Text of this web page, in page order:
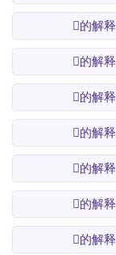
𰞉的解释
𰞋的解释
𰞌的解释
𰞎的解释
𰞐的解释
𰞒的解释
𰞔的解释